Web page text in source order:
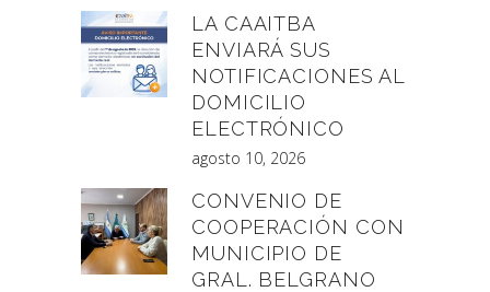
LA CAAITBA
ENVIARÁ SUS
NOTIFICACIONES AL
DOMICILIO
ELECTRÓNICO
agosto 10, 2026
CONVENIO DE
COOPERACIÓN CON
MUNICIPIO DE
GRAL. BELGRANO